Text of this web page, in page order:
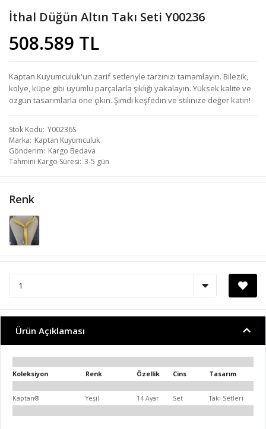
İthal Düğün Altın Takı Seti Y00236
508.589 TL
Kaptan Kuyumculuk'un zarif setleriyle tarzınızı tamamlayın. Bilezik,
kolye, küpe gibi uyumlu parçalarla şıklığı yakalayın. Yüksek kalite ve
özgün tasarımlarla öne çıkın. Şimdi keşfedin ve stilinize değer katın!
Stok Kodu Y00236S
Marka Kaptan Kuyumculuk
Gönderim Kargo Bedava
Tahmini Kargo Süresi 3-5 gün
Renk
Ürün Açıklaması
Koleksiyon Renk Özellik Cins Tasarım
Kaptan® Yeşil 14 Ayar Set Takı Setleri